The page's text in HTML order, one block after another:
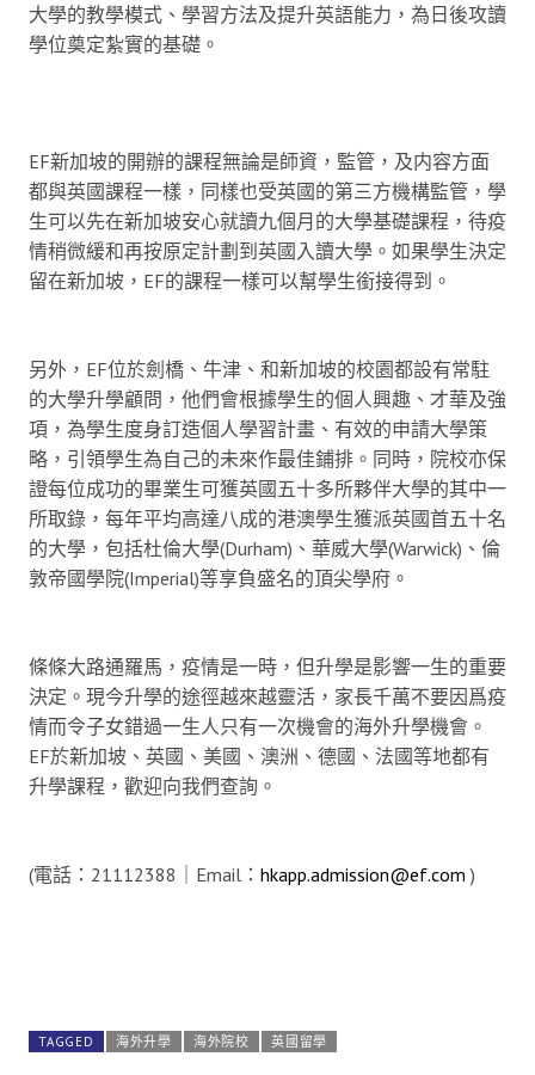
大學的教學模式、學習方法及提升英語能力，為日後攻讀
學位奠定紮實的基礎。
EF新加坡的開辦的課程無論是師資，監管，及内容方面
都與英國課程一樣，同樣也受英國的第三方機構監管，學
生可以先在新加坡安心就讀九個月的大學基礎課程，待疫
情稍微緩和再按原定計劃到英國入讀大學。如果學生決定
留在新加坡，EF的課程一樣可以幫學生銜接得到。
另外，EF位於劍橋、牛津、和新加坡的校園都設有常駐
的大學升學顧問，他們會根據學生的個人興趣、才華及強
項，為學生度身訂造個人學習計畫、有效的申請大學策
略，引領學生為自己的未來作最佳鋪排。同時，院校亦保
證每位成功的畢業生可獲英國五十多所夥伴大學的其中一
所取錄，每年平均高達八成的港澳學生獲派英國首五十名
的大學，包括杜倫大學(Durham)、華威大學(Warwick)、倫
敦帝國學院(Imperial)等享負盛名的頂尖學府。
條條大路通羅馬，疫情是一時，但升學是影響一生的重要
決定。現今升學的途徑越來越靈活，家長千萬不要因爲疫
情而令子女錯過一生人只有一次機會的海外升學機會。
EF於新加坡、英國、美國、澳洲、德國、法國等地都有
升學課程，歡迎向我們查詢。
(電話：21112388｜Email： hkapp.admission@ef.com )
TAGGED 海外升學 海外院校 英國留學